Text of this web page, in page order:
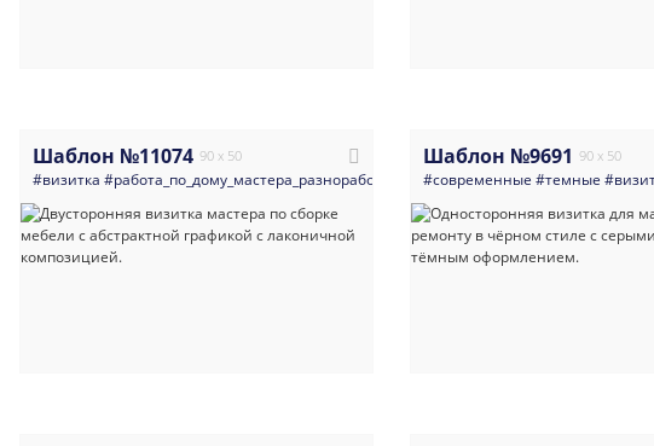
Шаблон №11074 90 x 50
#визитка #работа_по_дому_мастера_разнорабочие #мастер_на_все_руки#мебель
Шаблон №9691 90 x 50
#современные #темные